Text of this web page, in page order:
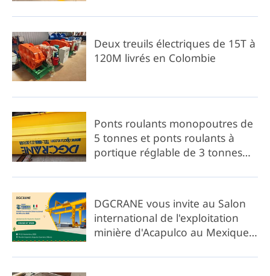
Deux treuils électriques de 15T à
120M livrés en Colombie
Ponts roulants monopoutres de
5 tonnes et ponts roulants à
portique réglable de 3 tonnes
DGCRANE vous invite au Salon
international de l'exploitation
minière d'Acapulco au Mexique